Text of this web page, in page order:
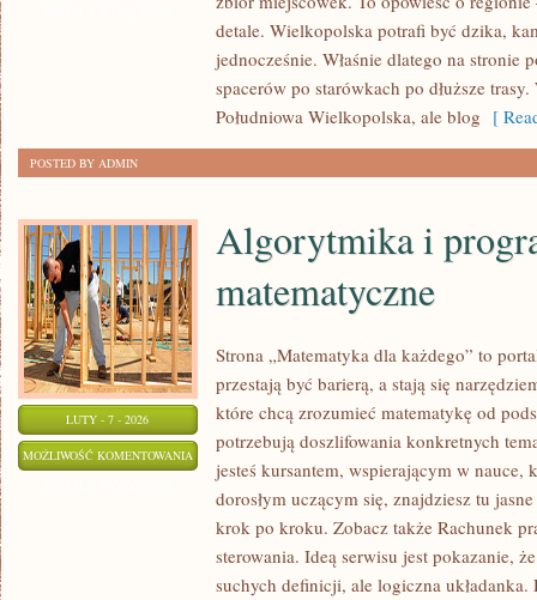
detale. Wielkopolska potrafi być dzika,
jednocześnie. Właśnie dlatego na stronie
spacerów po starówkach po dłuższe
Południowa Wielkopolska, ale blog [
POSTED BY ADMIN
LUTY - 7 - 2026
MOŻLIWOŚĆ KOMENTOWANIA ALGORYTMIKA
PROGRAMOWANIE
Algorytmika i
matematyczne
Strona „Matematyka dla każdego” to
przestają być barierą, a stają się
które chcą zrozumieć matematykę od
potrzebują doszlifowania konkretnych
jesteś kursantem, wspierającym w nauce,
dorosłym uczącym się, znajdziesz tu
krok po kroku. Zobacz także Rachunek
sterowania. Ideą serwisu jest pokazanie,
suchych definicji, ale logiczna układanka.